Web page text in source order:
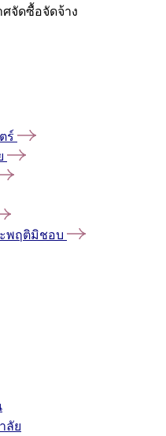
ศจัดซื้อจัดจ้าง
ร์
พฤติมิชอบ
ลัย